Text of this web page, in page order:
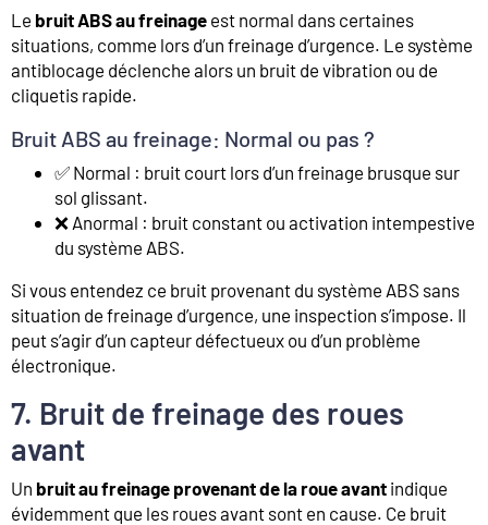
Le bruit ABS au freinage est normal dans certaines
situations, comme lors d’un freinage d’urgence. Le système
antiblocage déclenche alors un bruit de vibration ou de
cliquetis rapide.
Bruit ABS au freinage: Normal ou pas ?
✅ Normal : bruit court lors d’un freinage brusque sur
sol glissant.
❌ Anormal : bruit constant ou activation intempestive
du système ABS.
Si vous entendez ce bruit provenant du système ABS sans
situation de freinage d’urgence, une inspection s’impose. Il
peut s’agir d’un capteur défectueux ou d’un problème
électronique.
7. Bruit de freinage des roues
avant
Un bruit au freinage provenant de la roue avant indique
évidemment que les roues avant sont en cause. Ce bruit